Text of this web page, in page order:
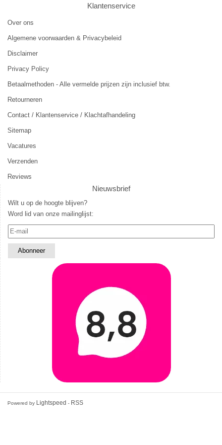
Klantenservice
Over ons
Algemene voorwaarden & Privacybeleid
Disclaimer
Privacy Policy
Betaalmethoden - Alle vermelde prijzen zijn inclusief btw.
Retourneren
Contact / Klantenservice / Klachtafhandeling
Sitemap
Vacatures
Verzenden
Reviews
Nieuwsbrief
Wilt u op de hoogte blijven?
Word lid van onze mailinglijst:
Powered by Lightspeed - RSS